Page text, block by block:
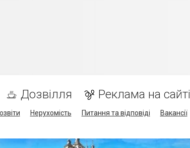
Дозвілля Реклама на сайті
Нерухомість Питання та відповіді Вакансії